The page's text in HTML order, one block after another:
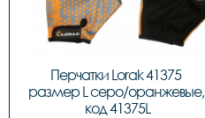
Перчатки Lorak 41375
размер L серо/оранжевые,
код 41375L